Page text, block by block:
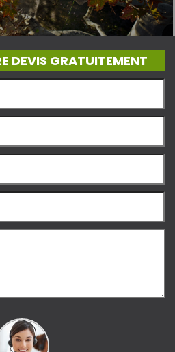
DEVIS GRATUITEMENT